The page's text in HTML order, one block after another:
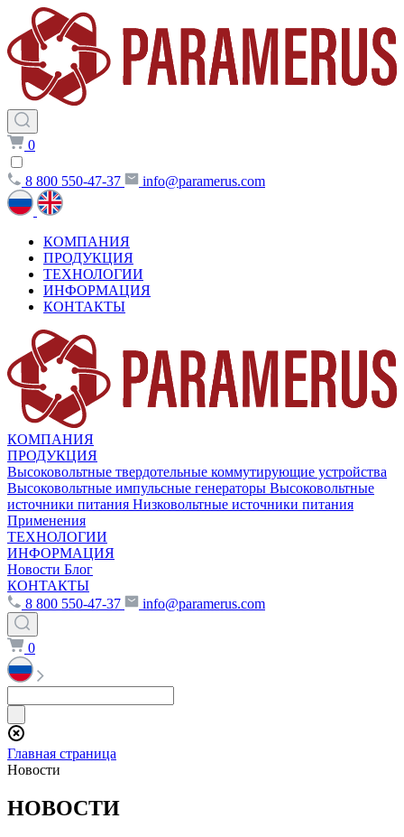
0
8 800 550-47-37 info@paramerus.com
КОМПАНИЯ
ПРОДУКЦИЯ
ТЕХНОЛОГИИ
ИНФОРМАЦИЯ
КОНТАКТЫ
КОМПАНИЯ
ПРОДУКЦИЯ
Высоковольтные твердотельные коммутирующие устройства
Высоковольтные импульсные генераторы Высоковольтные
источники питания Низковольтные источники питания
Применения
ТЕХНОЛОГИИ
ИНФОРМАЦИЯ
Новости Блог
КОНТАКТЫ
8 800 550-47-37
info@paramerus.com
0
Главная страница
Новости
НОВОСТИ